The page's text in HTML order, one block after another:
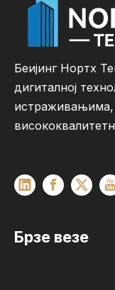
Беијинг Нортх
дигиталној
истраживањима,
Брзе везе